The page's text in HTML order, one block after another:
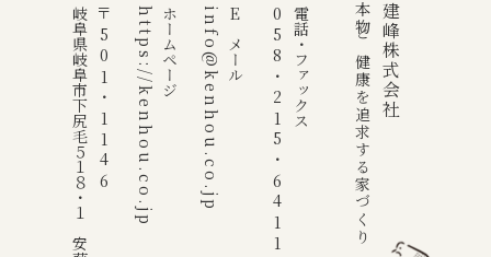
建峰株式会社
本物と健康を追求する家づくり
電話・ファックス
058・215・6411
E メール
info@kenhou.co.jp
ホームページ
https://kenhou.co.jp
〒501・1146
岐阜県岐阜市下尻毛５１８・１ 安藤ビル